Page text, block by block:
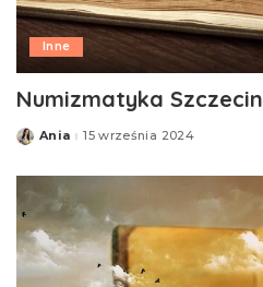
Inne
Numizmatyka Szczecin
Posted
Ania 15 września 2024